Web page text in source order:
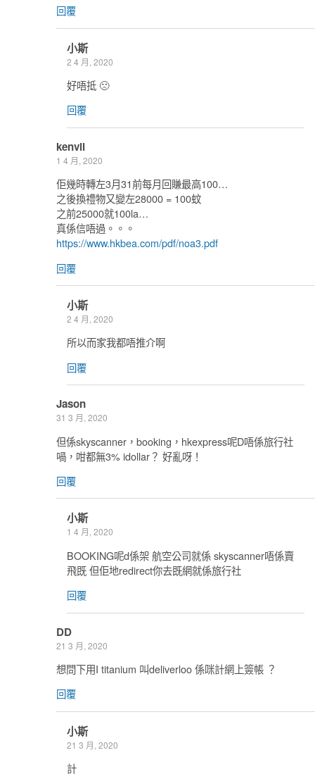
回覆
小斯
2 4 月, 2020
好唔抵 🙁
回覆
kenvil
1 4 月, 2020
佢幾時轉左3月31前每月回賺最高100…
之後換禮物又變左28000 = 100蚊
之前25000就100la…
真係信唔過。。。
https://www.hkbea.com/pdf/noa3.pdf
回覆
小斯
2 4 月, 2020
所以而家我都唔推介啊
回覆
Jason
31 3 月, 2020
但係skyscanner，booking，hkexpress呢D唔係旅行社
喎，咁都無3% idollar？ 好亂呀！
回覆
小斯
1 4 月, 2020
BOOKING呢d係架 航空公司就係 skyscanner唔係賣
飛既 但佢地redirect你去既網就係旅行社
回覆
DD
21 3 月, 2020
想問下用I titanium 叫deliverloo 係咪計網上簽帳 ？
回覆
小斯
21 3 月, 2020
計